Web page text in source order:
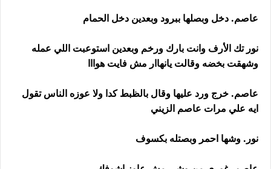
عاصم. دخل وبصلها ببرود وبعدين دخل الحمام
نور تك الأرف وانت بارك ورخم وبعدين استوعبت اللي عمله
وشهقت بخضه وقالت يانهاار مش فايت هوااا
عاصم. خرج ورد عليها وقال بالظبط كدا ولا عوزه الناس تقول
ايه علي مرات عاصم الزيني
نور. وشها احمر وبصتله بكسوف